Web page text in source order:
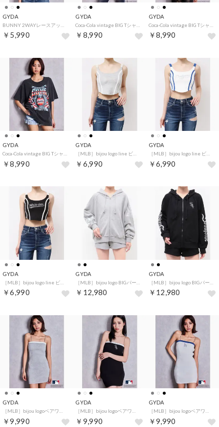
GYDA
￥5,990
GYDA
￥8,990
GYDA
￥8,990
GYDA
Coca-Cola vintage BIG Tシャツ （ブラック）
￥8,990
GYDA
［MLB］bijou logo line ビスチェ （グレー）
￥6,990
GYDA
［MLB］bijou logo line ビスチェ （オフホワイト）
￥6,990
GYDA
￥6,990
GYDA
￥12,980
GYDA
￥12,980
GYDA
［MLB］bijou logoベアワンピース （グレー）
￥9,990
GYDA
［MLB］bijou logoベアワンピース （ブラック）
￥9,990
GYDA
［MLB］bijou logoベアワンピース （オフホワイト）
￥9,990